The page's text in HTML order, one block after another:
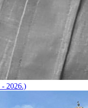
2026.)